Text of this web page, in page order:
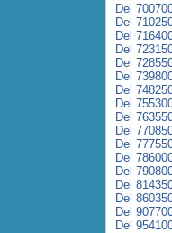
Del
Del
Del
Del
Del
Del
Del
Del
Del
Del
Del
Del
Del
Del
Del
Del
Del